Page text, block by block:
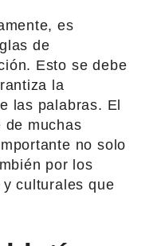
es
de
Esto se debe
la
las palabras. El
de muchas
no solo
por los
culturales que